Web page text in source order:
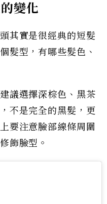
變化
其實是很經典的短髮
髮型，有哪些髮色、
議選擇深棕色、黑茶
不是完全的黑髮，更
要注意臉部線條周圍
飾臉型。